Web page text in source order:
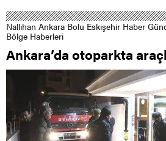
Nallıhan Ankara Bolu Eskişehir Haber
Bölge Haberleri
Ankara’da otoparkta